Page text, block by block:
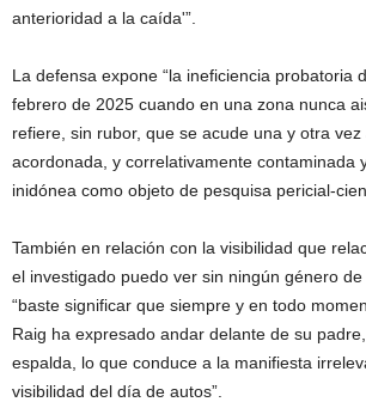
anterioridad a la caída'”.
La defensa expone “la ineficiencia probatoria
febrero de 2025 cuando en una zona nunca
refiere, sin rubor, que se acude una y otra
acordonada, y correlativamente contaminada
inidónea como objeto de pesquisa pericial-
También en relación con la visibilidad que
el investigado puedo ver sin ningún género de
“baste significar que siempre y en todo
Raig ha expresado andar delante de su
espalda, lo que conduce a la manifiesta
visibilidad del día de autos”.